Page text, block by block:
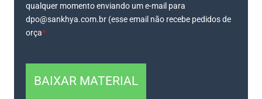
qualquer momento enviando um e-mail para
dpo@sankhya.com.br (esse email não recebe pedidos de
orça*
BAIXAR MATERIAL